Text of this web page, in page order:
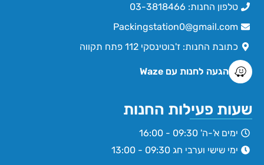
טלפון החנות: 03-3818466
Packingstation0@gmail.com
כתובת החנות: ז'בוטינסקי 112 פתח תקווה
הגעה לחנות עם Waze
שעות פעילות החנות
ימים א'-ה' 09:30 - 16:00
ימי שישי וערבי חג 09:30 - 13:00